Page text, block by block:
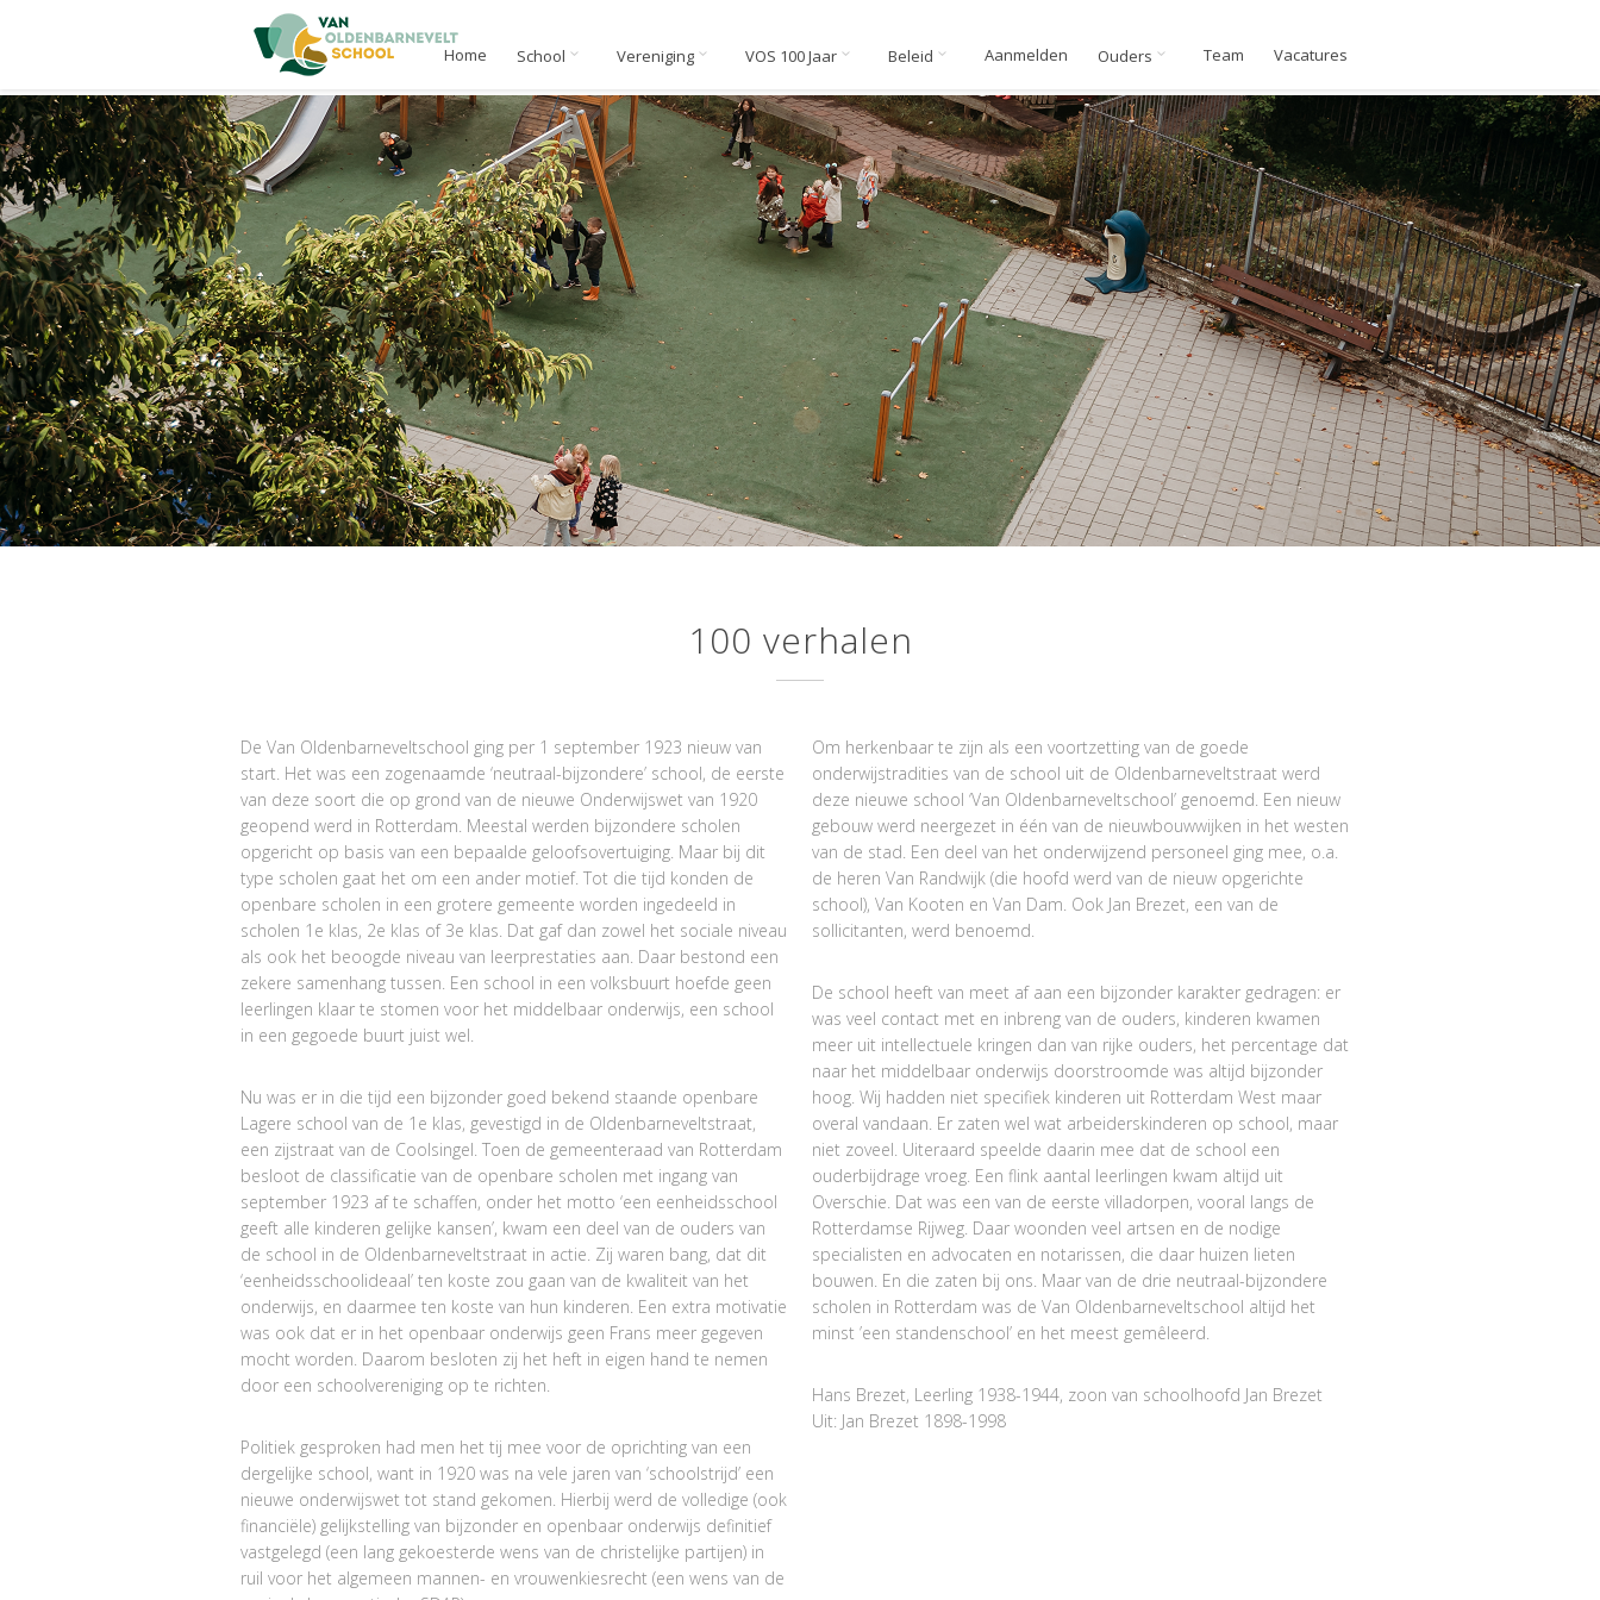
Home School Vereniging VOS 100 Jaar Beleid Aanmelden Ouders Team Vacatures
100 verhalen
De Van Oldenbarneveltschool ging per 1 september 1923 nieuw van
start. Het was een zogenaamde ‘neutraal-bijzondere’ school, de eerste
van deze soort die op grond van de nieuwe Onderwijswet van 1920
geopend werd in Rotterdam. Meestal werden bijzondere scholen
opgericht op basis van een bepaalde geloofsovertuiging. Maar bij dit
type scholen gaat het om een ander motief. Tot die tijd konden de
openbare scholen in een grotere gemeente worden ingedeeld in
scholen 1e klas, 2e klas of 3e klas. Dat gaf dan zowel het sociale niveau
als ook het beoogde niveau van leerprestaties aan. Daar bestond een
zekere samenhang tussen. Een school in een volksbuurt hoefde geen
leerlingen klaar te stomen voor het middelbaar onderwijs, een school
in een gegoede buurt juist wel.
Nu was er in die tijd een bijzonder goed bekend staande openbare
Lagere school van de 1e klas, gevestigd in de Oldenbarneveltstraat,
een zijstraat van de Coolsingel. Toen de gemeenteraad van Rotterdam
besloot de classificatie van de openbare scholen met ingang van
september 1923 af te schaffen, onder het motto ‘een eenheidsschool
geeft alle kinderen gelijke kansen’, kwam een deel van de ouders van
de school in de Oldenbarneveltstraat in actie. Zij waren bang, dat dit
‘eenheidsschoolideaal’ ten koste zou gaan van de kwaliteit van het
onderwijs, en daarmee ten koste van hun kinderen. Een extra motivatie
was ook dat er in het openbaar onderwijs geen Frans meer gegeven
mocht worden. Daarom besloten zij het heft in eigen hand te nemen
door een schoolvereniging op te richten.
Politiek gesproken had men het tij mee voor de oprichting van een
dergelijke school, want in 1920 was na vele jaren van ‘schoolstrijd’ een
nieuwe onderwijswet tot stand gekomen. Hierbij werd de volledige (ook
financiële) gelijkstelling van bijzonder en openbaar onderwijs definitief
vastgelegd (een lang gekoesterde wens van de christelijke partijen) in
ruil voor het algemeen mannen- en vrouwenkiesrecht (een wens van de
Om herkenbaar te zijn als een voortzetting van de goede
onderwijstradities van de school uit de Oldenbarneveltstraat werd
deze nieuwe school ‘Van Oldenbarneveltschool’ genoemd. Een nieuw
gebouw werd neergezet in één van de nieuwbouwwijken in het westen
van de stad. Een deel van het onderwijzend personeel ging mee, o.a.
de heren Van Randwijk (die hoofd werd van de nieuw opgerichte
school), Van Kooten en Van Dam. Ook Jan Brezet, een van de
sollicitanten, werd benoemd.
De school heeft van meet af aan een bijzonder karakter gedragen: er
was veel contact met en inbreng van de ouders, kinderen kwamen
meer uit intellectuele kringen dan van rijke ouders, het percentage dat
naar het middelbaar onderwijs doorstroomde was altijd bijzonder
hoog. Wij hadden niet specifiek kinderen uit Rotterdam West maar
overal vandaan. Er zaten wel wat arbeiderskinderen op school, maar
niet zoveel. Uiteraard speelde daarin mee dat de school een
ouderbijdrage vroeg. Een flink aantal leerlingen kwam altijd uit
Overschie. Dat was een van de eerste villadorpen, vooral langs de
Rotterdamse Rijweg. Daar woonden veel artsen en de nodige
specialisten en advocaten en notarissen, die daar huizen lieten
bouwen. En die zaten bij ons. Maar van de drie neutraal-bijzondere
scholen in Rotterdam was de Van Oldenbarneveltschool altijd het
minst ’een standenschool’ en het meest gemêleerd.
Hans Brezet, Leerling 1938-1944, zoon van schoolhoofd Jan Brezet
Uit: Jan Brezet 1898-1998